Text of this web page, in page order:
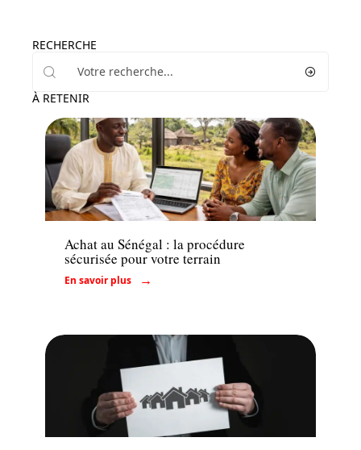
RECHERCHE
À RETENIR
Immo
Achat au Sénégal : la procédure
sécurisée pour votre terrain
En savoir plus
Emprunter